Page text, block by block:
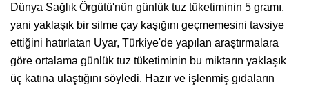
Dünya Sağlık Örgütü'nün günlük tuz tüketiminin 5 gramı,
yani yaklaşık bir silme çay kaşığını geçmemesini tavsiye
ettiğini hatırlatan Uyar, Türkiye'de yapılan araştırmalara
göre ortalama günlük tuz tüketiminin bu miktarın yaklaşık
üç katına ulaştığını söyledi. Hazır ve işlenmiş gıdaların